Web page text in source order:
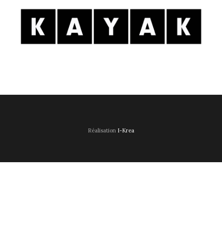
Réalisation I-Krea